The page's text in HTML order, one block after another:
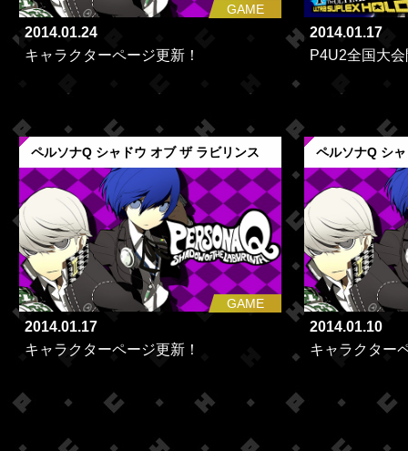
GAME
2014.01.24
キャラクターページ更新！
2014.01.17
P4U2全国大
ペルソナQ シャドウ オブ ザ ラビリンス
GAME
2014.01.17
キャラクターページ更新！
ペルソナQ シ
2014.01.10
キャラクター